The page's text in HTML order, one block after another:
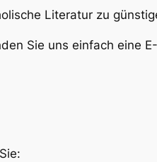
Literatur zu
Sie uns einfach eine